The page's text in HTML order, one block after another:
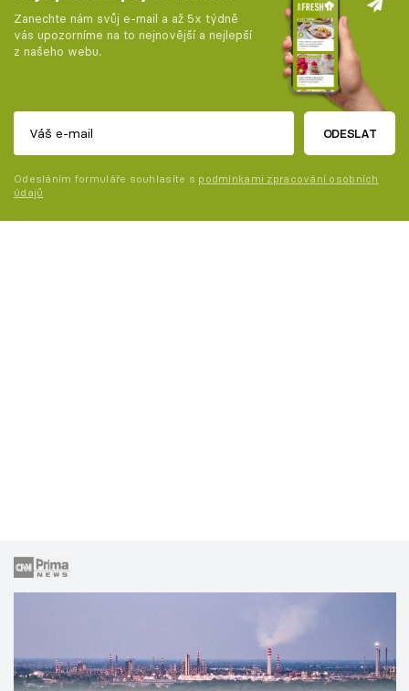
Zanechte nám svůj e-mail a až 5x týdně
vás upozorníme na to nejnovější a nejlepší
z našeho webu.
ODESLAT
Odesláním formuláře souhlasíte s podmínkami zpracování osobních
údajů